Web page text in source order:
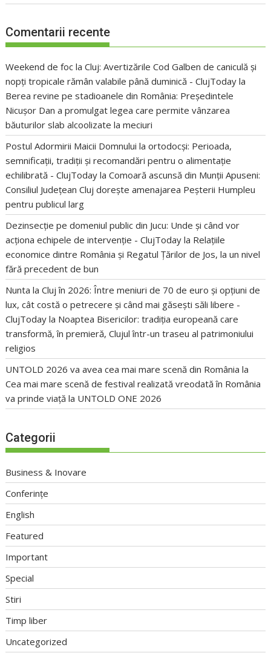
Comentarii recente
Weekend de foc la Cluj: Avertizările Cod Galben de caniculă și
nopți tropicale rămân valabile până duminică - ClujToday la
Berea revine pe stadioanele din România: Președintele
Nicușor Dan a promulgat legea care permite vânzarea
băuturilor slab alcoolizate la meciuri
Postul Adormirii Maicii Domnului la ortodocși: Perioada,
semnificații, tradiții și recomandări pentru o alimentație
echilibrată - ClujToday laComoară ascunsă din Munții Apuseni:
Consiliul Județean Cluj dorește amenajarea Peșterii Humpleu
pentru publicul larg
Dezinsecție pe domeniul public din Jucu: Unde și când vor
acționa echipele de intervenție - ClujToday la Relațiile
economice dintre România și Regatul Țărilor de Jos, la un nivel
fără precedent de bun
Nunta la Cluj în 2026: Între meniuri de 70 de euro și opțiuni de
lux, cât costă o petrecere și când mai găsești săli libere -
ClujToday la Noaptea Bisericilor: tradiția europeană care
transformă, în premieră, Clujul într-un traseu al patrimoniului
religios
UNTOLD 2026 va avea cea mai mare scenă din România la
Cea mai mare scenă de festival realizată vreodată în România
va prinde viață la UNTOLD ONE 2026
Categorii
Business & Inovare
Conferințe
English
Featured
Important
Special
Stiri
Timp liber
Uncategorized